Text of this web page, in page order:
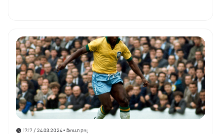
17:17 / 24.03.2024• Ֆուտբոլ